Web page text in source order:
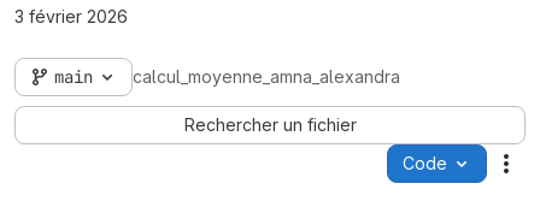
3 février 2026
main calcul_moyenne_amna_alexandra
Rechercher un fichier
Code